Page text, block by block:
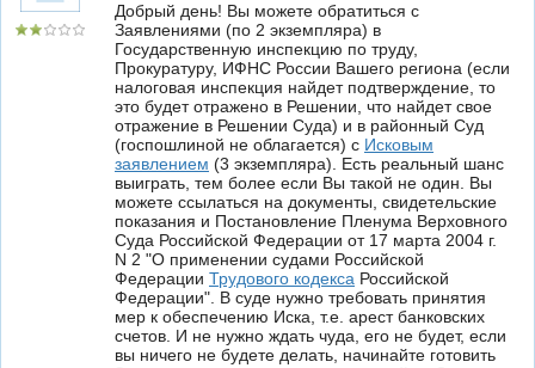
Добрый день! Вы можете обратиться с
Заявлениями (по 2 экземпляра) в
Государственную инспекцию по труду,
Прокуратуру, ИФНС России Вашего региона (если
налоговая инспекция найдет подтверждение, то
это будет отражено в Решении, что найдет свое
отражение в Решении Суда) и в районный Суд
(госпошлиной не облагается) с Исковым
заявлением (3 экземпляра). Есть реальный шанс
выиграть, тем более если Вы такой не один. Вы
можете ссылаться на документы, свидетельские
показания и Постановление Пленума Верховного
Суда Российской Федерации от 17 марта 2004 г.
N 2 "О применении судами Российской
Федерации Трудового кодекса Российской
Федерации". В суде нужно требовать принятия
мер к обеспечению Иска, т.е. арест банковских
счетов. И не нужно ждать чуда, его не будет, если
вы ничего не будете делать, начинайте готовить